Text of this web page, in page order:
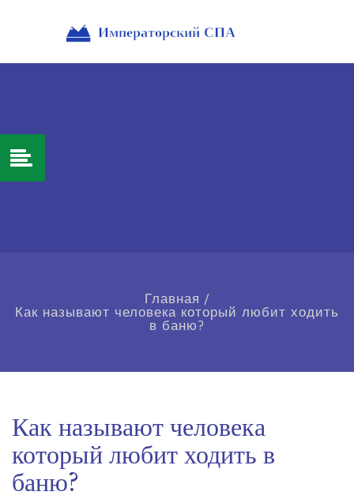
Главная /
Как называют человека который любит ходить
в баню?
Как называют человека
который любит ходить в
баню?